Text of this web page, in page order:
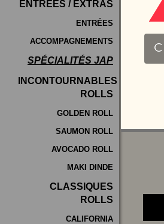
Mentions
Légales
Programme
De
Fidélité
Vos
Avis
de
ENTRÉES / EXTRAS
ENTRÉES
ACCOMPAGNEMENTS
SPÉCIALITÉS JAP
INCONTOURNABLES
ROLLS
GOLDEN ROLL
SAUMON ROLL
AVOCADO ROLL
MAKI DINDE
CLASSIQUES
ROLLS
CALIFORNIA